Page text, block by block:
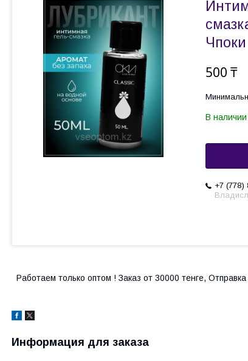
Чпоки
500 ₸
В наличии
+7 (778)
Работаем только оптом ! Заказ от 30000 тенге,
Информация для заказа